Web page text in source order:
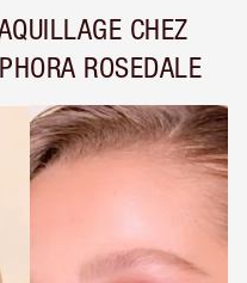
CHEZ
ROSEDALE